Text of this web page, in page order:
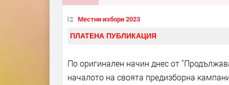
Местни избори 2023
ПЛАТЕНА ПУБЛИКАЦИЯ
По оригинален начин днес от
началото на своята предизборна